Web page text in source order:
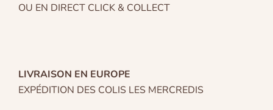
OU EN DIRECT CLICK & COLLECT
LIVRAISON EN EUROPE
EXPÉDITION DES COLIS LES MERCREDIS